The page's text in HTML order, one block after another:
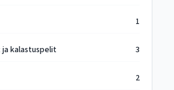
1
kalastuspelit 3
2